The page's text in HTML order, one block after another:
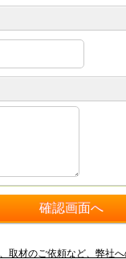
取材のご依頼など、弊社